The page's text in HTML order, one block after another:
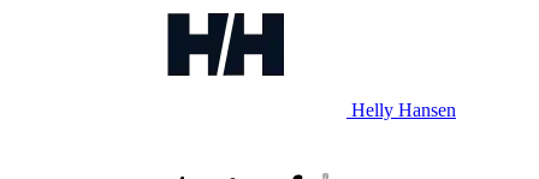
Helly Hansen